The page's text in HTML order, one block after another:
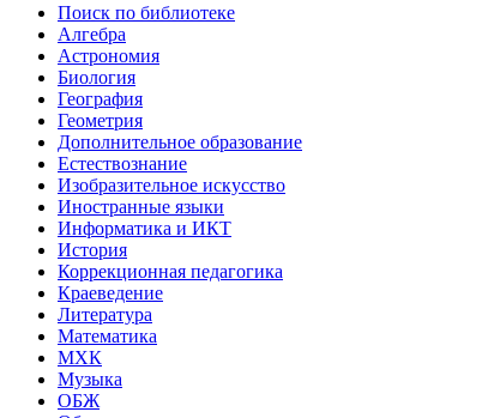
Поиск по библиотеке
Алгебра
Астрономия
Биология
География
Геометрия
Дополнительное образование
Естествознание
Изобразительное искусство
Иностранные языки
Информатика и ИКТ
История
Коррекционная педагогика
Краеведение
Литература
Математика
МХК
Музыка
ОБЖ